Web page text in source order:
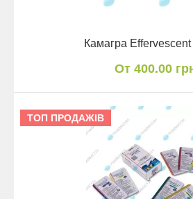
Камагра
От 400.00
ТОП ПРОДАЖІВ